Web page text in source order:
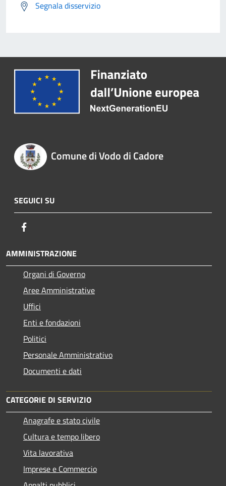
Segnala disservizio
Comune di Vodo di Cadore
SEGUICI SU
AMMINISTRAZIONE
Organi di Governo
Aree Amministrative
Uffici
Enti e fondazioni
Politici
Personale Amministrativo
Documenti e dati
CATEGORIE DI SERVIZIO
Anagrafe e stato civile
Cultura e tempo libero
Vita lavorativa
Imprese e Commercio